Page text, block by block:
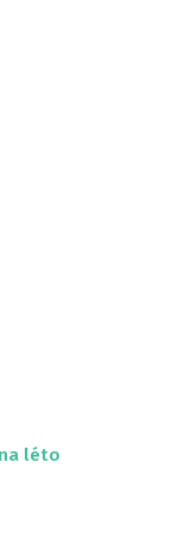
léto